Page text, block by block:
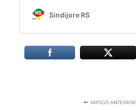
ARTIGO ANTERIOR